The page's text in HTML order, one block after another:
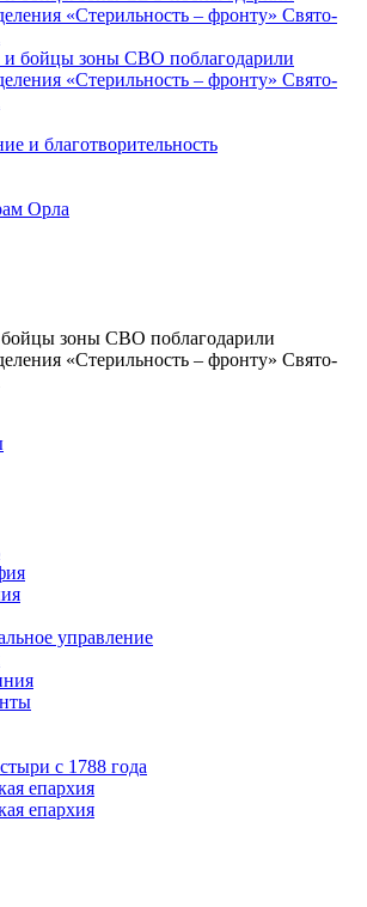
и благотворительность
Орла
зоны СВО поблагодарили
«Стерильность – фронту» Свято-
управление
с 1788 года
епархия
епархия